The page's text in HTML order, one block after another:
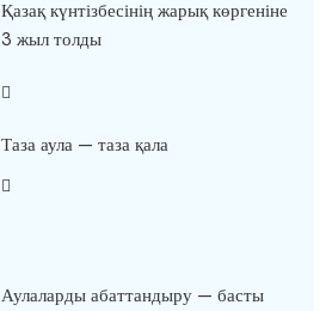
Қазақ күнтізбесінің жарық көргеніне
3 жыл толды
Таза аула — таза қала
Аулаларды абаттандыру — басты